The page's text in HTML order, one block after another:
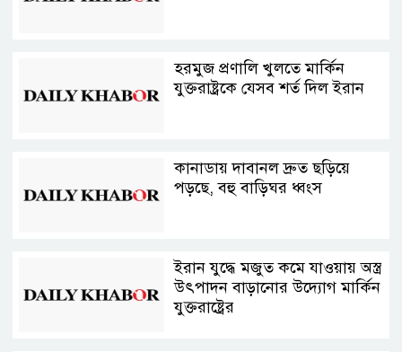
হরমুজ প্রণালি খুলতে মার্কিন
যুক্তরাষ্ট্রকে যেসব শর্ত দিল ইরান
কানাডায় দাবানল দ্রুত ছড়িয়ে
পড়ছে, বহু বাড়িঘর ধ্বংস
ইরান যুদ্ধে মজুত কমে যাওয়ায় অস্ত্র
উৎপাদন বাড়ানোর উদ্যোগ মার্কিন
যুক্তরাষ্ট্রের